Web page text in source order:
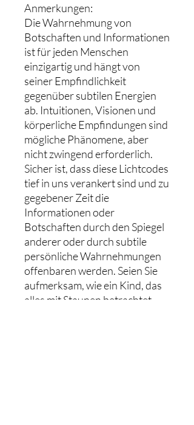
Anmerkungen:
Die Wahrnehmung von
Botschaften und Informationen
ist für jeden Menschen
einzigartig und hängt von
seiner Empfindlichkeit
gegenüber subtilen Energien
ab. Intuitionen, Visionen und
körperliche Empfindungen sind
mögliche Phänomene, aber
nicht zwingend erforderlich.
Sicher ist, dass diese Lichtcodes
tief in uns verankert sind und zu
gegebener Zeit die
Informationen oder
Botschaften durch den Spiegel
anderer oder durch subtile
persönliche Wahrnehmungen
offenbaren werden. Seien Sie
aufmerksam, wie ein Kind, das
alles mit Staunen betrachtet.